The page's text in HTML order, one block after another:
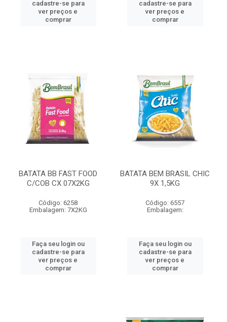
cadastre-se para
ver preços e
comprar
cadastre-se para
ver preços e
comprar
BATATA BB FAST FOOD
C/COB CX 07X2KG
Código: 6258
Embalagem: 7X2KG
Faça seu login ou
cadastre-se para
ver preços e
comprar
BATATA BEM BRASIL CHIC
9X 1,5KG
Código: 6557
Embalagem:
Faça seu login ou
cadastre-se para
ver preços e
comprar